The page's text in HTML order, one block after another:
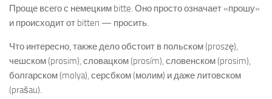
Проще всего с немецким bitte. Оно просто означает «прошу»
и происходит от bitten — просить.
Что интересно, также дело обстоит в польском (proszę),
чешском (prosim), словацком (prosím), словенском (prosim),
болгарском (molya), серсбком (молим) и даже литовском
(prašau).